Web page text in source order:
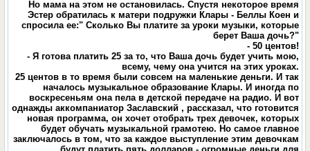
Но мама на этом не остановилась. Спустя некоторое время
Эстер обратилась к матери подружки Клары - Беллы Коен и
спросила ее:" Сколько Вы платите за уроки музыки, которые
берет Ваша дочь?"
- 50 центов!
- Я готова платить 25 за то, что Ваша дочь будет учить мою,
всему, чему она учится на этих уроках.
25 центов в то время были совсем на маленькие деньги. И так
началось музыкальное образование Клары. И иногда по
воскресеньям она пела в детской передаче на радио. И вот
однажды аккомпаниатор Заславский , рассказал, что готовится
новая программа, он хочет отобрать трех девочек, которых
будет обучать музыкальной грамотею. Но самое главное
заключалось в том, что за каждое выступление этим девочкам